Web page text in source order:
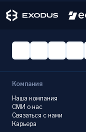
Компания
Наша компания
СМИ о нас
Связаться с нами
Карьера